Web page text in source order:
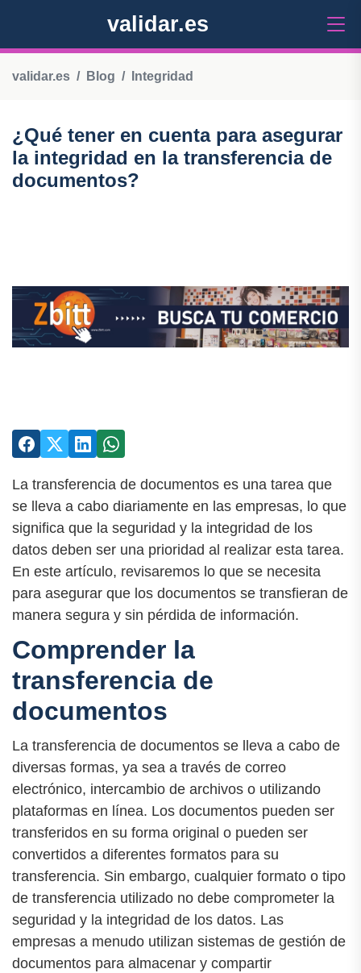
validar.es
validar.es Blog Integridad
¿Qué tener en cuenta para asegurar
la integridad en la transferencia de
documentos?
La transferencia de documentos es una tarea que
se lleva a cabo diariamente en las empresas, lo que
significa que la seguridad y la integridad de los
datos deben ser una prioridad al realizar esta tarea.
En este artículo, revisaremos lo que se necesita
para asegurar que los documentos se transfieran de
manera segura y sin pérdida de información.
Comprender la
transferencia de
documentos
La transferencia de documentos se lleva a cabo de
diversas formas, ya sea a través de correo
electrónico, intercambio de archivos o utilizando
plataformas en línea. Los documentos pueden ser
transferidos en su forma original o pueden ser
convertidos a diferentes formatos para su
transferencia. Sin embargo, cualquier formato o tipo
de transferencia utilizado no debe comprometer la
seguridad y la integridad de los datos. Las
empresas a menudo utilizan sistemas de gestión de
documentos para almacenar y compartir